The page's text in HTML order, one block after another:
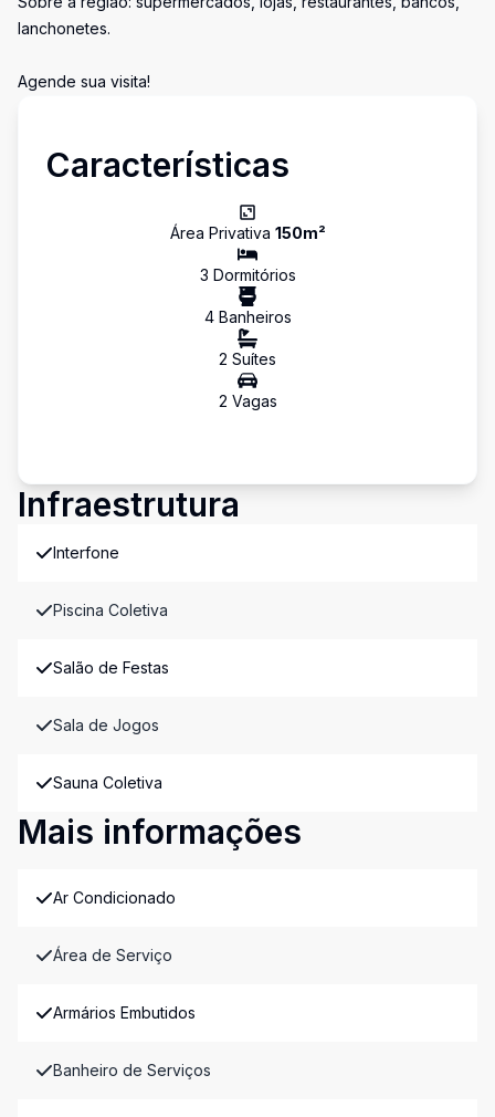
lanchonetes.
Agende sua visita!
Características
Área Privativa 150m²
3 Dormitórios
4Banheiros
2 Suítes
2 Vagas
Infraestrutura
Interfone
Piscina Coletiva
Salão de Festas
Sala de Jogos
Sauna Coletiva
Mais informações
Ar Condicionado
Área de Serviço
Armários Embutidos
Banheiro de Serviços